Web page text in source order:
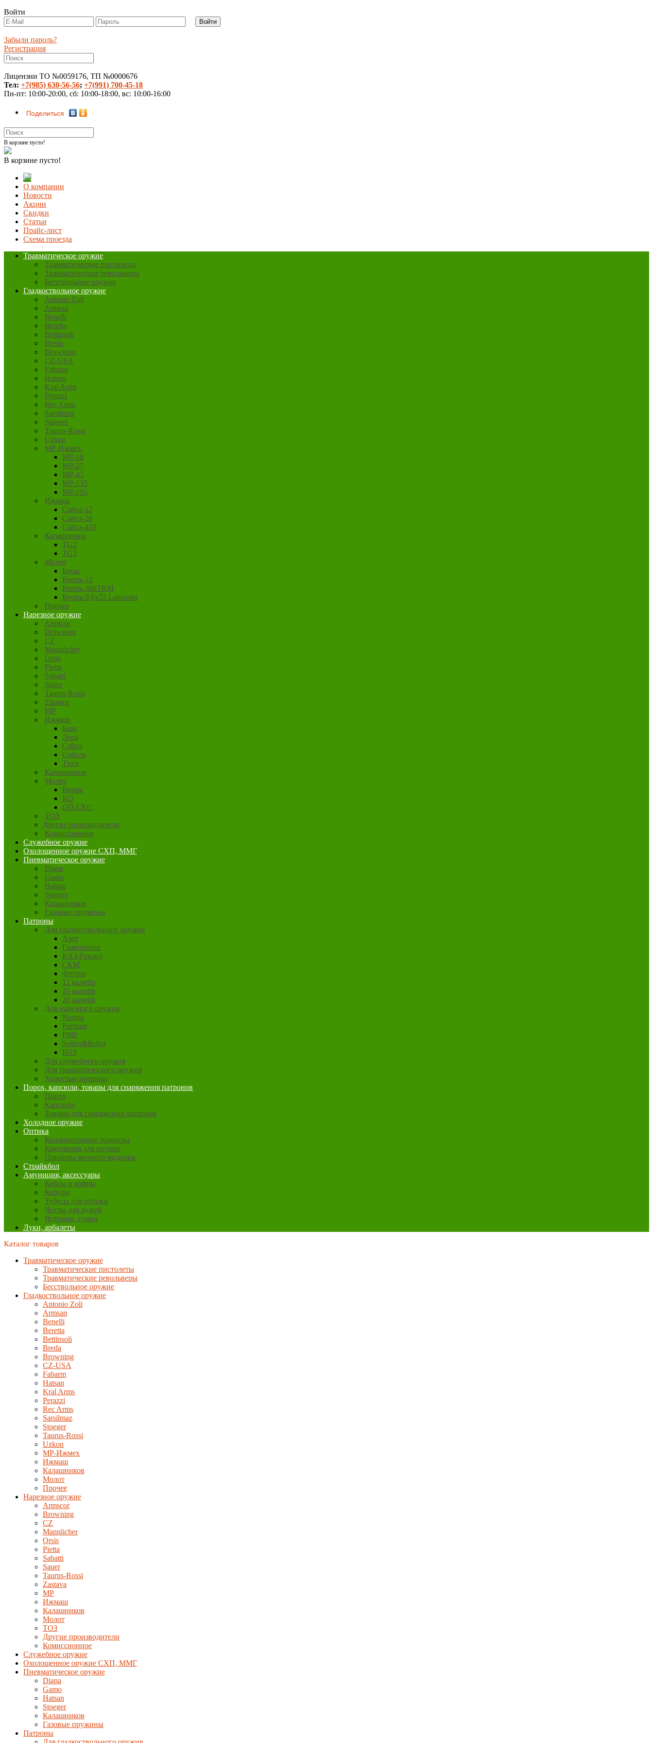
Войти
Забыли пароль?
Регистрация
Лицензии ТО №0059176, ТП №0000676
Тел: +7(985) 630-56-56; +7(991) 700-45-18
Пн-пт: 10:00-20:00, сб: 10:00-18:00, вс: 10:00-16:00
Поделиться
В корзине пусто!
В корзине пусто!
О компании
Новости
Акции
Скидки
Статьи
Прайс-лист
Схема проезда
Травматическое оружие
Травматические пистолеты
Травматические револьверы
Бесствольное оружие
Гладкоствольное оружие
Antonio Zoli
Armsan
Benelli
Beretta
Bettinsoli
Breda
Browning
CZ-USA
Fabarm
Hatsan
Kral Arms
Perazzi
Rec Arms
Sarsilmaz
Stoeger
Taurus-Rossi
Uzkon
MP-Ижмех
MP-18
MP-27
MP-43
MP-135
MP-155
Ижмаш
Сайга-12
Сайга-20
Сайга-410
Калашников
TG2
TG3
Молот
Бекас
Вепрь-12
Вепрь-366ТКМ
Вепрь-9,6х53 Lancaster
Прочее
Нарезное оружие
Armscor
Browning
CZ
Mannlicher
Orsis
Pietta
Sabatti
Sauer
Taurus-Rossi
Zastava
MP
Ижмаш
Барс
Лось
Сайга
Соболь
Тигр
Калашников
Молот
Вепрь
КО
ОП-СКС
ТОЗ
Другие производители
Комиссионное
Служебное оружие
Охолощенное оружие СХП, ММГ
Пневматическое оружие
Diana
Gamo
Hatsan
Stoeger
Калашников
Газовые пружины
Патроны
Для гладкоствольного оружия
Азот
Главпатрон
КХЗ-Рекорд
СКМ
Феттер
12 калибр
16 калибр
20 калибр
Для нарезного оружия
Norma
Partizan
PMP
Sellier&Bellot
БПЗ
Для служебного оружия
Для травматического оружия
Холостые патроны
Порох, капсюли, товары для снаряжения патронов
Порох
Капсюли
Товары для снаряжения патронов
Холодное оружие
Оптика
Коллиматорные прицелы
Крепления для оптики
Приборы ночного видения
Страйкбол
Амуниция, аксессуары
Кейсы и кофры
Кобуры
Тубусы для оптики
Чехлы для ружей
Ягдташи, сумки
Луки, арбалеты
Каталог товаров
Травматическое оружие
Травматические пистолеты
Травматические револьверы
Бесствольное оружие
Гладкоствольное оружие
Antonio Zoli
Armsan
Benelli
Beretta
Bettinsoli
Breda
Browning
CZ-USA
Fabarm
Hatsan
Kral Arms
Perazzi
Rec Arms
Sarsilmaz
Stoeger
Taurus-Rossi
Uzkon
MP-Ижмех
Ижмаш
Калашников
Молот
Прочее
Нарезное оружие
Armscor
Browning
CZ
Mannlicher
Orsis
Pietta
Sabatti
Sauer
Taurus-Rossi
Zastava
MP
Ижмаш
Калашников
Молот
ТОЗ
Другие производители
Комиссионное
Служебное оружие
Охолощенное оружие СХП, ММГ
Пневматическое оружие
Diana
Gamo
Hatsan
Stoeger
Калашников
Газовые пружины
Патроны